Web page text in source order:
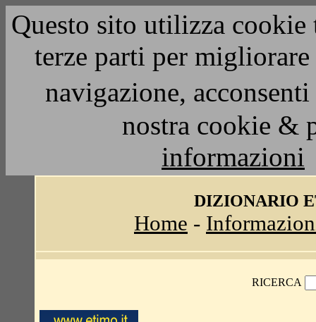
Questo sito utilizza
terze parti per
navigazione,
nostra cookie &
informazioni
DIZIONARIO
Home -
RICERCA